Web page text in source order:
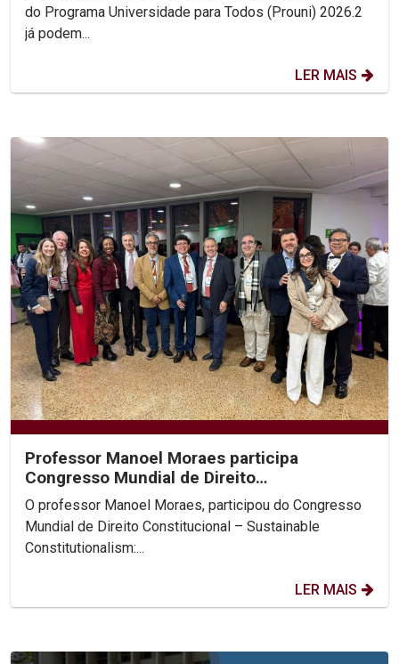
do Programa Universidade para Todos (Prouni) 2026.2
já podem...
LER MAIS
Professor Manoel Moraes participa
Congresso Mundial de Direito
Constitucional, na Colômbia.
O professor Manoel Moraes, participou do Congresso
Mundial de Direito Constitucional – Sustainable
Constitutionalism:...
LER MAIS